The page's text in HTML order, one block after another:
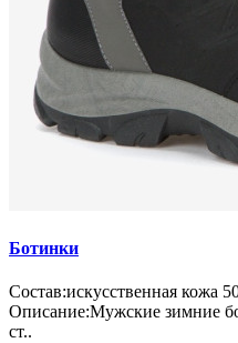
Ботинки
Состав:искусственная кожа
Описание:Мужские зимние
ст..